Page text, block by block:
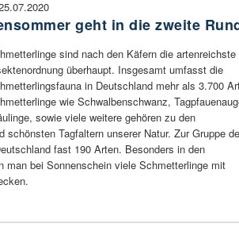
geht in die zweite
sind nach den Käfern die artenreichste
überhaupt. Insgesamt umfasst die
in Deutschland mehr als 3.700
wie Schwalbenschwanz,
sowie viele weitere gehören zu den
schönsten Tagfaltern unserer Natur. Zur Gruppe
fast 190 Arten. Besonders in den
man bei Sonnenschein viele Schmetterlinge mit